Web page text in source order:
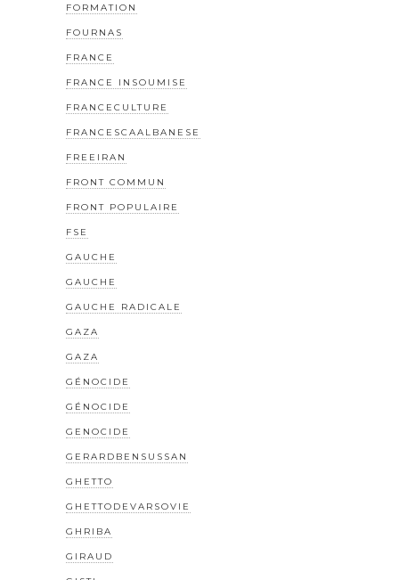
FORMATION
FOURNAS
FRANCE
FRANCE INSOUMISE
FRANCECULTURE
FRANCESCAALBANESE
FREEIRAN
FRONT COMMUN
FRONT POPULAIRE
FSE
GAUCHE
GAUCHE
GAUCHE RADICALE
GAZA
GAZA
GÉNOCIDE
GÉNOCIDE
GENOCIDE
GERARDBENSUSSAN
GHETTO
GHETTODEVARSOVIE
GHRIBA
GIRAUD